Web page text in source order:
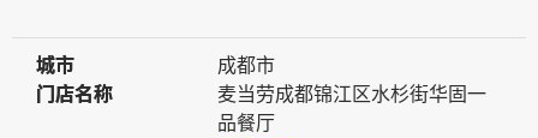
城市
城市
成都市
门店名称
门店名称
麦当劳成都锦江区水杉街华固一
品餐厅